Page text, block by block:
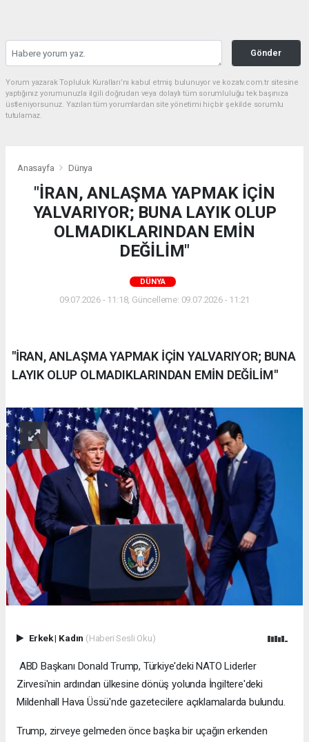
Gönder
Yorum yazarak Topluluk Kuralları’nı kabul etmiş bulunuyor ve kozatv.com.tr sitesine
yaptığınız yorumunuzla ilgili doğrudan veya dolaylı tüm sorumluluğu tek başınıza
üstleniyorsunuz. Yazılan tüm yorumlardan site yönetimi hiçbir şekilde sorumlu
tutulamaz.
Anasayfa Dünya
"İRAN, ANLAŞMA YAPMAK İÇİN
YALVARIYOR; BUNA LAYIK OLUP
OLMADIKLARINDAN EMİN
DEĞİLİM"
DÜNYA
09.07.2026 - 11:18, Güncelleme: 09.07.2026 - 11:21
"İRAN, ANLAŞMA YAPMAK İÇİN YALVARIYOR; BUNA
LAYIK OLUP OLMADIKLARINDAN EMİN DEĞİLİM"
Erkek| Kadın (Haberi Sesli Oku)
ABD Başkanı Donald Trump, Türkiye'deki NATO Liderler
Zirvesi'nin ardından ülkesine dönüş yolunda İngiltere'deki
Mildenhall Hava Üssü'nde gazetecilere açıklamalarda bulundu.
Trump, zirveye gelmeden önce başka bir uçağın erkenden